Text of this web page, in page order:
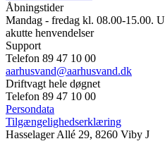
Åbningstider
Mandag - fredag kl. 08.00-15.00.
akutte henvendelser
Support
Telefon 89 47 10 00
aarhusvand@aarhusvand.dk
Driftvagt hele døgnet
Telefon 89 47 10 00
Persondata
Tilgængelighedserklæring
Hasselager Allé 29, 8260 Viby J